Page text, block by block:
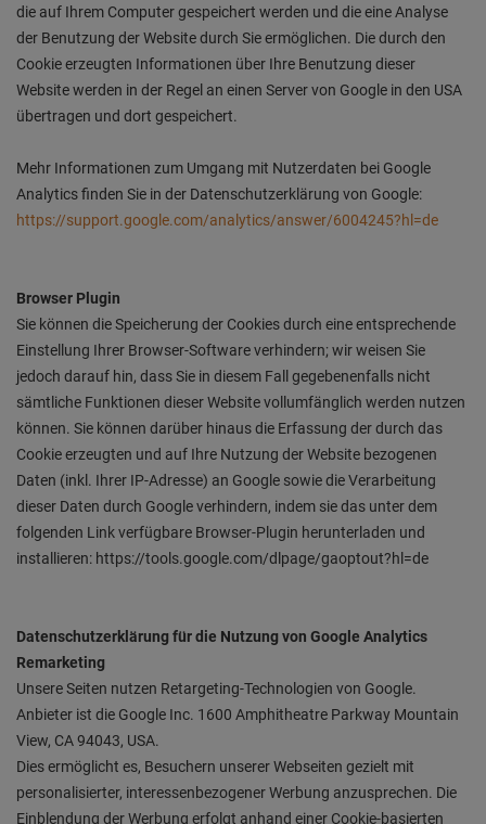
die auf Ihrem Computer gespeichert werden und die eine Analyse
der Benutzung der Website durch Sie ermöglichen. Die durch den
Cookie erzeugten Informationen über Ihre Benutzung dieser
Website werden in der Regel an einen Server von Google in den USA
übertragen und dort gespeichert.
Mehr Informationen zum Umgang mit Nutzerdaten bei Google
Analytics finden Sie in der Datenschutzerklärung von Google:
https://support.google.com/analytics/answer/6004245?hl=de
Browser Plugin
Sie können die Speicherung der Cookies durch eine entsprechende
Einstellung Ihrer Browser-Software verhindern; wir weisen Sie
jedoch darauf hin, dass Sie in diesem Fall gegebenenfalls nicht
sämtliche Funktionen dieser Website vollumfänglich werden nutzen
können. Sie können darüber hinaus die Erfassung der durch das
Cookie erzeugten und auf Ihre Nutzung der Website bezogenen
Daten (inkl. Ihrer IP-Adresse) an Google sowie die Verarbeitung
dieser Daten durch Google verhindern, indem sie das unter dem
folgenden Link verfügbare Browser-Plugin herunterladen und
installieren: https://tools.google.com/dlpage/gaoptout?hl=de
Datenschutzerklärung für die Nutzung von Google Analytics
Remarketing
Unsere Seiten nutzen Retargeting-Technologien von Google.
Anbieter ist die Google Inc. 1600 Amphitheatre Parkway Mountain
View, CA 94043, USA.
Dies ermöglicht es, Besuchern unserer Webseiten gezielt mit
personalisierter, interessenbezogener Werbung anzusprechen. Die
Einblendung der Werbung erfolgt anhand einer Cookie-basierten